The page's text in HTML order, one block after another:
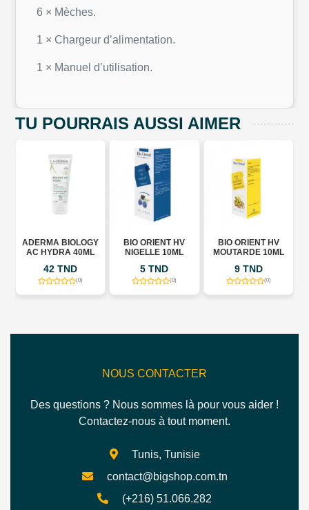
6 × Mèches.
1 × Chargeur d’alimentation.
1 × Manuel d’utilisation.
TU POURRAIS AUSSI AIMER
ADERMA BIOLOGY
AC HYDRA 40ML
42 TND
(0)
BIO ORIENT HV
NIGELLE 10ML
5 TND
(0)
BIO ORIENT HV
MOUTARDE 10ML
9 TND
(0)
NOUS CONTACTER
Des questions ? Nous sommes là pour vous aider !
Contactez-nous à tout moment.
Tunis, Tunisie
contact@bigshop.com.tn
(+216) 51.066.282